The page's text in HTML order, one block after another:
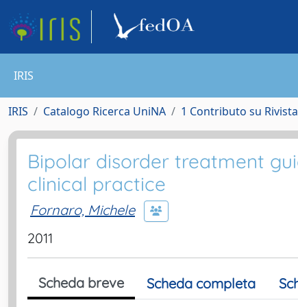
IRIS
IRIS Catalogo Ricerca UniNA 1 Contributo su Rivista
Bipolar disorder treatment
clinical practice
Fornaro, Michele
2011
Scheda breve Scheda completa